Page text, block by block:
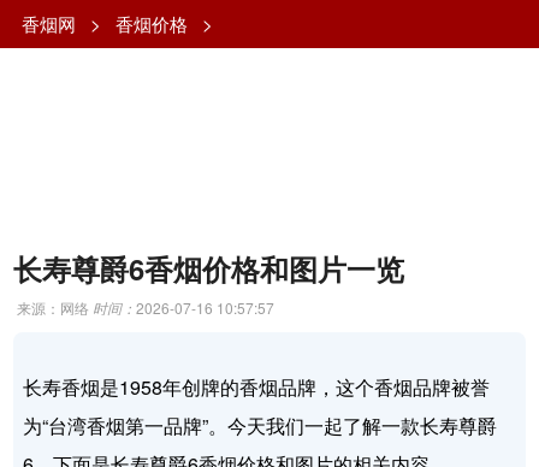
香烟网 > 香烟价格 >
长寿尊爵6香烟价格和图片一览
来源：网络 时间：2026-07-16 10:57:57
长寿香烟是1958年创牌的香烟品牌，这个香烟品牌被誉
为“台湾香烟第一品牌”。今天我们一起了解一款长寿尊爵